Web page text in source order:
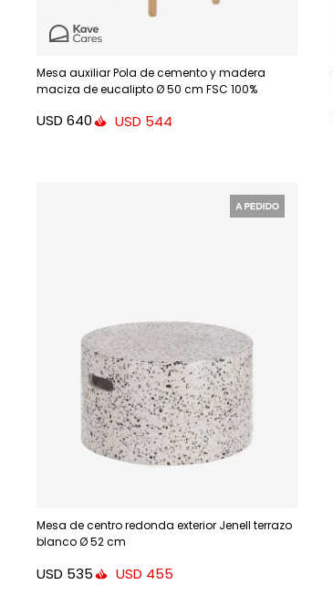
Mesa auxiliar Pola de cemento y madera
maciza de eucalipto Ø 50 cm FSC 100%
USD 640 USD 544
Mesa de centro redonda exterior Jenell terrazo
blanco Ø 52 cm
USD 535 USD 455